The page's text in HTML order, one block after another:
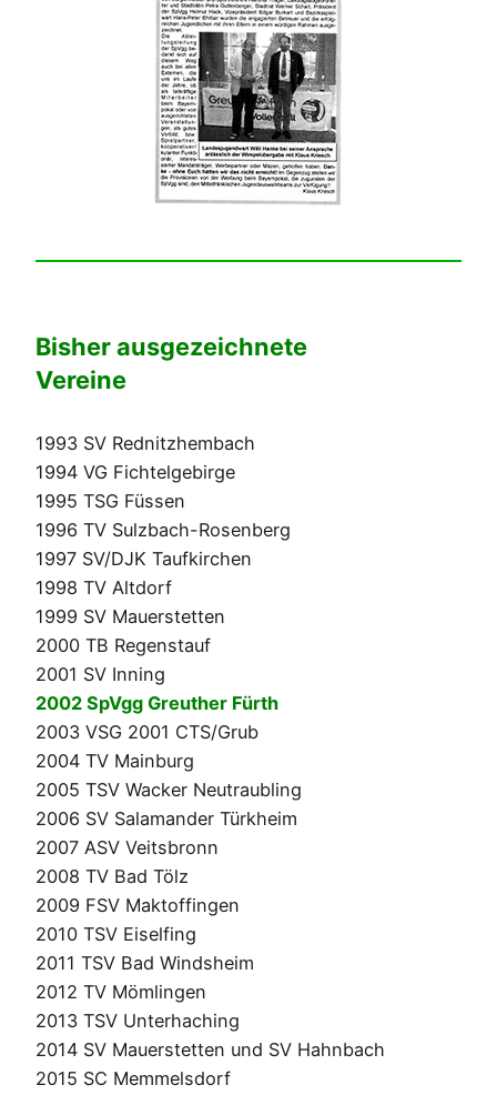
Bisherausgezeichnete
Vereine
1993 SV Rednitzhembach
1994 VG Fichtelgebirge
1995 TSG Füssen
1996 TV Sulzbach-Rosenberg
1997 SV/DJK Taufkirchen
1998 TV Altdorf
1999 SV Mauerstetten
2000 TB Regenstauf
2001 SV Inning
2002 SpVgg Greuther Fürth
2003 VSG 2001 CTS/Grub
2004 TV Mainburg
2005 TSV Wacker Neutraubling
2006 SV Salamander Türkheim
2007 ASV Veitsbronn
2008 TV Bad Tölz
2009 FSV Maktoffingen
2010 TSV Eiselfing
2011 TSV Bad Windsheim
2012 TV Mömlingen
2013 TSV Unterhaching
2014 SV Mauerstetten und SV Hahnbach
2015 SC Memmelsdorf